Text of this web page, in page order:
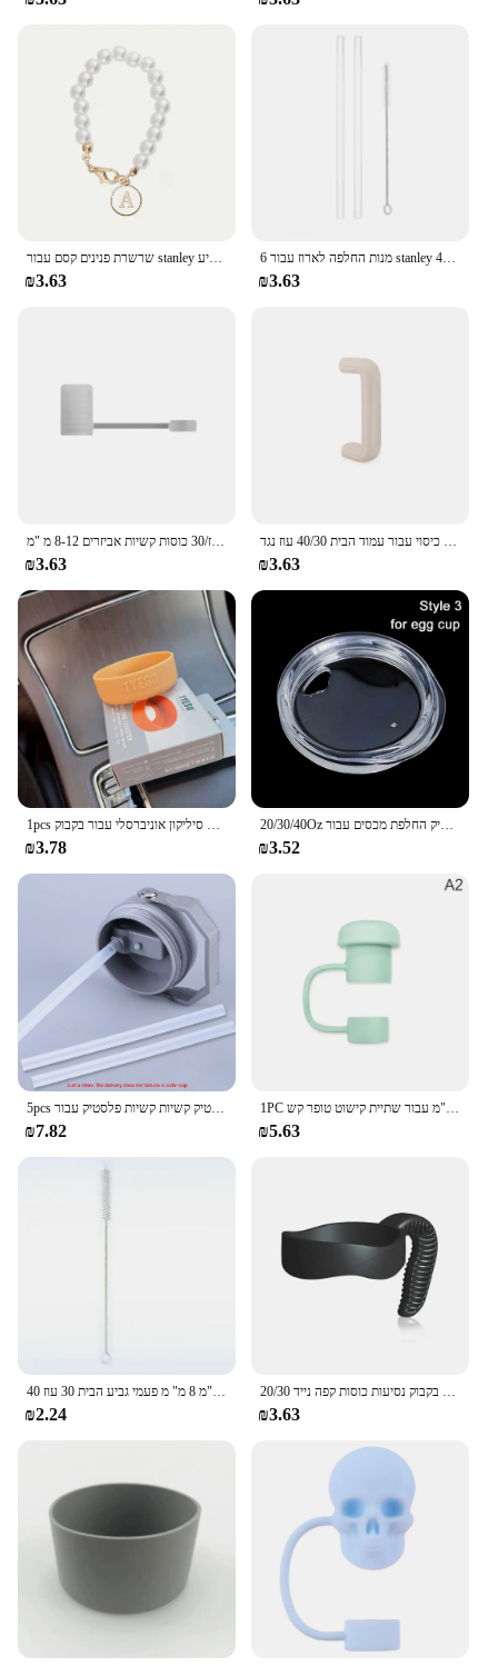
שרשרת פנינים קסם עבור stanley גביע stanley מותאם אישית שם ראשוני קישוטי בקבוק מים מתל ידית תליון
₪3.63
6 מנות החלפה לארוז עבור stanley 40oz הרפתקאות טרוקר, קשיות פלסטיק לשימוש חוזר עם מברשת ניקוי
₪3.63
כיסוי קש סיליקון כובע קש עמיד לשימוש חוזר פקקי קש עבור הבית גביע 40 עוז/30 כוסות קשיות אביזרים 8-12 מ "מ
₪3.63
ידית מגן כיסוי עבור עמוד הבית 40/30 עוז נגד skidding בקבוק מים ידית סיליקון תואם לטבול בתים
₪3.63
1pcs בקבוק אנטי להחליק כיסוי מגן חדש 71-77 מ "מ קוטר תחתון שרוול סיליקון אוניברסלי עבור בקבוק tyeso
₪3.78
20/30/40Oz פלסטיק החלפת מכסים עבור Staney Tumber ססגוניות כוס Themos כוס עמיד הדליפה להתיז הוכחה איטום בקבוק כיסוי
₪3.52
5pcs החלפת קשיות החלפת קשיות חרק צמות פלסטיק קשיות קשיות פלסטיק עבור stanley 30oz tumbler
₪7.82
1PC קש מכסה מכסה את הכובע עבור גביע סיליקון תואם טיפים קש 10 מ "מ עבור שתיית קישוט טופר קש
₪5.63
קשיות מפלדת אל חלד ישרה קשית כסף 6 מ "מ 8 מ" מ פעמי גביע הבית 30 עוז 40 ozעם מברשת ניקוי
₪2.24
20/30 עוז טאמבלר ידית מים התרמוס בקבוק נסיעות כוסות קפה נייד
₪3.63